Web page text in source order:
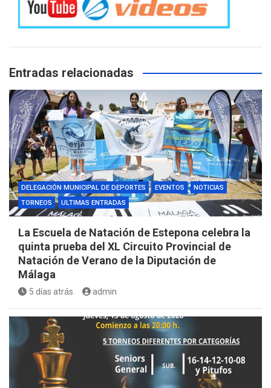
Entradas relacionadas
DELEGACIÓN MUNICIPAL DE DEPORTES EVENTOS
NOTICIAS
TORNEOS
ULTIMAS ENTRADAS
La Escuela de Natación de Estepona celebra la
quinta prueba del XL Circuito Provincial de
Natación de Verano de la Diputación de
Málaga
5 días atrás admin